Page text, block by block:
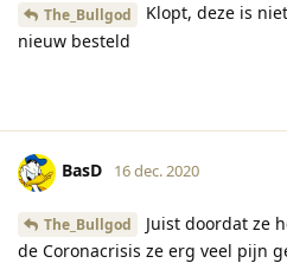
The_Bullgod
Klopt, deze is
nieuw besteld
BasD 16 dec. 2020
The_Bullgod
Juist doordat ze
de Coronacrisis ze erg veel pijn